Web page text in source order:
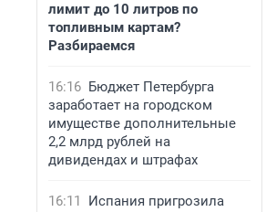
лимит до 10 литров по
топливным картам?
Разбираемся
16:16 Бюджет Петербурга
заработает на городском
имуществе дополнительные
2,2 млрд рублей на
дивидендах и штрафах
16:11
Испания пригрозила